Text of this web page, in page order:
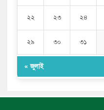
২২ ২৩ ২৪
২৯ ৩০ ৩১
« জুলাই